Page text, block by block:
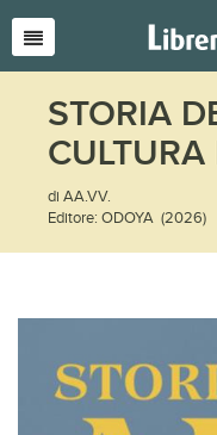
STORIA
di AA.VV.
Editore: ODOYA (2026)